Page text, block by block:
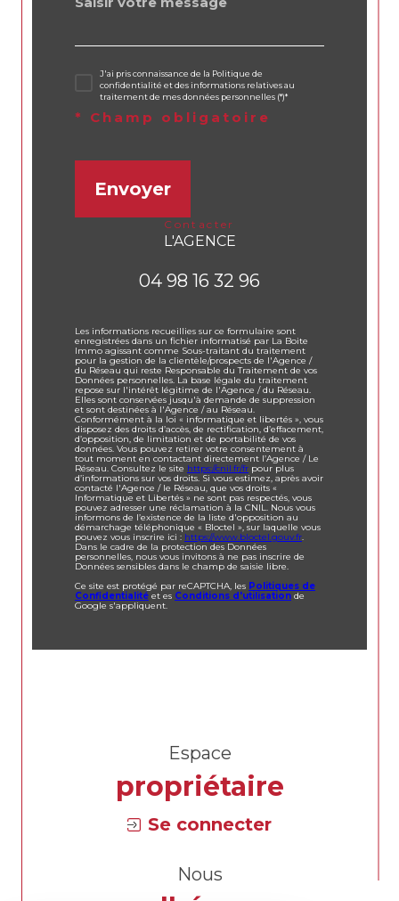
J'ai pris connaissance de la Politique de
confidentialité et des informations relatives au
traitement de mes données personnelles (*)*
* Champ obligatoire
Envoyer
contacter
L'AGENCE
04 98 16 32 96
Les informations recueillies sur ce formulaire sont
enregistrées dans un fichier informatisé par La Boite
Immo agissant comme Sous-traitant du traitement
pour la gestion de la clientèle/prospects de l'Agence /
du Réseau qui reste Responsable du Traitement de vos
Données personnelles. La base légale du traitement
repose sur l'intérêt légitime de l'Agence / du Réseau.
Elles sont conservées jusqu'à demande de suppression
et sont destinées à l'Agence / au Réseau.
Conformément à la loi « informatique et libertés », vous
disposez des droits d’accès, de rectification, d’effacement,
d’opposition, de limitation et de portabilité de vos
données. Vous pouvez retirer votre consentement à
tout moment en contactant directement l’Agence / Le
Réseau. Consultez le site https://cnil.fr/fr pour plus
d’informations sur vos droits. Si vous estimez, après avoir
contacté l'Agence / le Réseau, que vos droits «
Informatique et Libertés » ne sont pas respectés, vous
pouvez adresser une réclamation à la CNIL. Nous vous
informons de l’existence de la liste d'opposition au
démarchage téléphonique « Bloctel », sur laquelle vous
pouvez vous inscrire ici : https://www.bloctel.gouv.fr.
Dans le cadre de la protection des Données
personnelles, nous vous invitons à ne pas inscrire de
Données sensibles dans le champ de saisie libre.
Ce site est protégé par reCAPTCHA, les Politiques de
Confidentialité et es Conditions d'utilisation de
Google s'appliquent.
Espace
propriétaire
Se connecter
Nous